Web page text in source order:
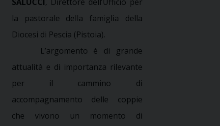
la pastorale della famiglia della
Diocesi di Pescia (Pistoia).
L’argomento è di grande
attualità e di importanza rilevante
per il cammino di
accompagnamento delle coppie
che vivono un momento di